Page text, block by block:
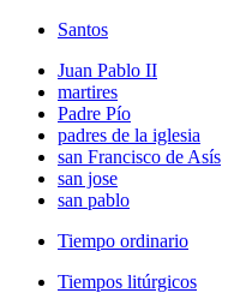
Santos
Juan Pablo II
martires
Padre Pío
padres de la iglesia
san Francisco de Asís
san jose
san pablo
Tiempo ordinario
Tiempos litúrgicos